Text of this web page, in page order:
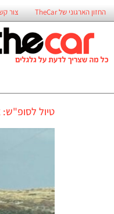
החזון הארגוני של TheCar צור
טיול